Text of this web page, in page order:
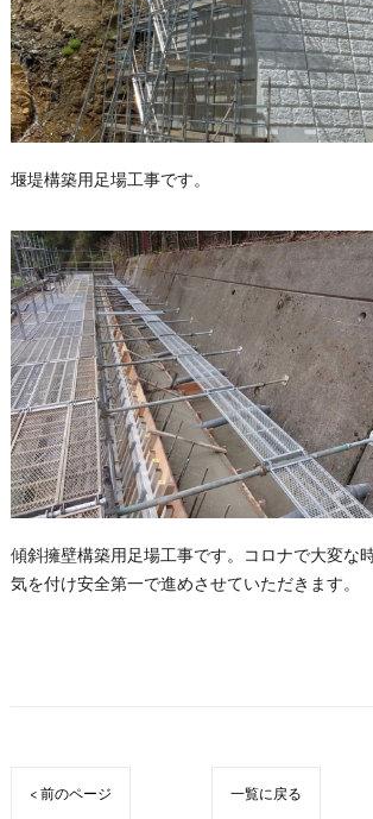
堰堤構築用足場工事です。
傾斜擁壁構築用足場工事です。コロナで大変な
気を付け安全第一で進めさせていただきます。
< 前のページ 一覧に戻る